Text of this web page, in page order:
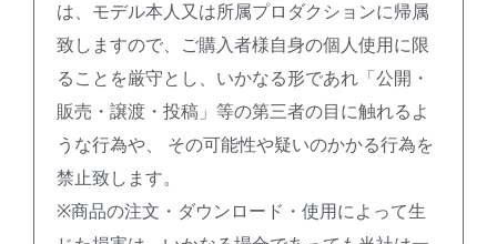
は、モデル本人又は所属プロダクションに帰属
致しますので、ご購入者様自身の個人使用に限
ることを厳守とし、いかなる形であれ「公開・
販売・譲渡・投稿」等の第三者の目に触れるよ
うな行為や、 その可能性や疑いのかかる行為を
禁止致します。
※商品の注文・ダウンロード・使用によって生